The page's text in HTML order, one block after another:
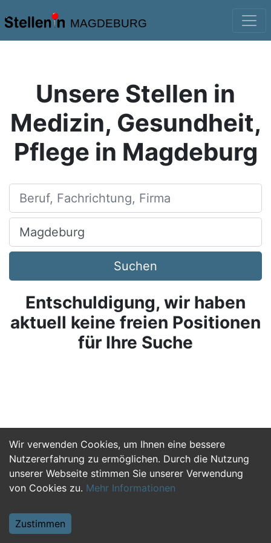
MAGDEBURG
Wir verwenden Cookies, um Ihnen eine bessere
Nutzererfahrung zu ermöglichen. Durch die Nutzung
unserer Webseite stimmen Sie unserer Verwendung
von Cookies zu. Mehr Informationen
Zustimmen
Unsere Stellen in
Medizin, Gesundheit,
Pflege in Magdeburg
Beruf, Fachrichtung, Firma
Ort, Stadt
Suchen
Entschuldigung, wir haben
aktuell keine freien Positionen
für Ihre Suche